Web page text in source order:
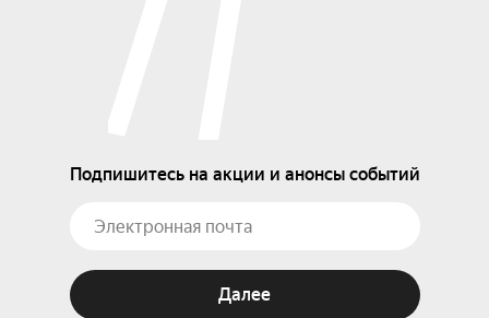
Подпишитесь на акции и анонсы событий
Далее